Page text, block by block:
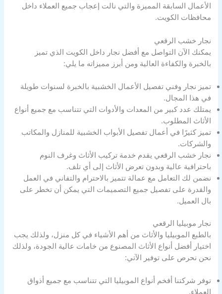
الأعمال السابقة المميزة والتي نالت إعجاب جميع العملاء داخل
محافظات الكويت.
نجار خشب الرقعي
يمكنك الآن التواصل مع أفضل نجار داخل الكويت الذي تميز
بالخبرة والكفاءة العالية ومن أبرز مميزاته ما يلي:
تميز نجار وفني تفصيل الأعمال الخشبية بالخبرة لسنوات طويلة
في هذا المجال.
يمتلك عدد كبير من المعدات والأدوات التي تتناسب مع جميع أنواع
الأثاث المطلوب.
تميز كثيرًا في أعمال تفصيل الأبواب الخشبية للمنازل والمكاتب
والشركات.
نجار خشب الرقعي يقدم خدمة تركيب الأثاث وغرف النوم
باحترافية عالية وبدون تعرض الأثاث إلى أي تلف.
نضمن لك التعامل مع عمالة تتميز بالاحترام والتفاني في العمل
والقدرة على تفصيل جميع التصميمات التي يمكن أن تخطر على
بال العميل.
نجار موبيليا الرقعي
بالطبع الموبيليا والأثاث من أهم الأشياء في كل منزل، ولذلك يجب
اختيار أفضل أنواع الأثاث المصنوع من خامات عالية الجودة، ولذلك
نحن نحرص على توفير الآتي:
توفر شركتنا أفخم أنواع الموبيليا التي تتناسب مع جميع أذواق
العملاء.